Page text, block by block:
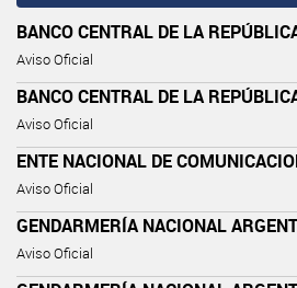
BANCO CENTRAL DE LA
Aviso Oficial
BANCO CENTRAL DE LA
Aviso Oficial
ENTE NACIONAL DE
Aviso Oficial
GENDARMERÍA NACIONAL
Aviso Oficial